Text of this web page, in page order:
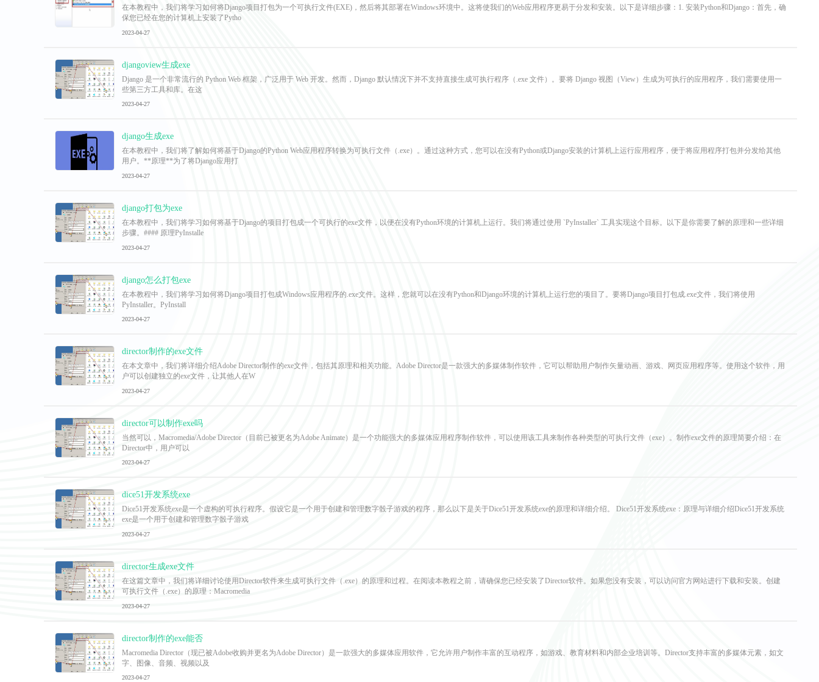
在本教程中，我们将学习如何将Django项目打包为一个可执行文件(EXE)，然后将其部署在Windows环境中。这将使我们的Web应用程序更易于分发和安装。以下是详细步骤：1. 安装Python和Django：首先，确
保您已经在您的计算机上安装了Pytho
2023-04-27
djangoview生成exe
Django 是一个非常流行的 Python Web 框架，广泛用于 Web 开发。然而，Django 默认情况下并不支持直接生成可执行程序（.exe 文件）。要将 Django 视图（View）生成为可执行的应用程序，我们需要使用一
些第三方工具和库。在这
2023-04-27
django生成exe
在本教程中，我们将了解如何将基于Django的Python Web应用程序转换为可执行文件（.exe）。通过这种方式，您可以在没有Python或Django安装的计算机上运行应用程序，便于将应用程序打包并分发给其他
用户。**原理**为了将Django应用打
2023-04-27
django打包为exe
在本教程中，我们将学习如何将基于Django的项目打包成一个可执行的exe文件，以便在没有Python环境的计算机上运行。我们将通过使用 `PyInstaller` 工具实现这个目标。以下是你需要了解的原理和一些详细
步骤。#### 原理PyInstalle
2023-04-27
django怎么打包exe
在本教程中，我们将学习如何将Django项目打包成Windows应用程序的.exe文件。这样，您就可以在没有Python和Django环境的计算机上运行您的项目了。要将Django项目打包成.exe文件，我们将使用
PyInstaller。PyInstall
2023-04-27
director制作的exe文件
在本文章中，我们将详细介绍Adobe Director制作的exe文件，包括其原理和相关功能。Adobe Director是一款强大的多媒体制作软件，它可以帮助用户制作矢量动画、游戏、网页应用程序等。使用这个软件，用
户可以创建独立的exe文件，让其他人在W
2023-04-27
director可以制作exe吗
当然可以，Macromedia/Adobe Director（目前已被更名为Adobe Animate）是一个功能强大的多媒体应用程序制作软件，可以使用该工具来制作各种类型的可执行文件（exe）。制作exe文件的原理简要介绍：在
Director中，用户可以
2023-04-27
dice51开发系统exe
Dice51开发系统exe是一个虚构的可执行程序。假设它是一个用于创建和管理数字骰子游戏的程序，那么以下是关于Dice51开发系统exe的原理和详细介绍。 Dice51开发系统exe：原理与详细介绍Dice51开发系统
exe是一个用于创建和管理数字骰子游戏
2023-04-27
director生成exe文件
在这篇文章中，我们将详细讨论使用Director软件来生成可执行文件（.exe）的原理和过程。在阅读本教程之前，请确保您已经安装了Director软件。如果您没有安装，可以访问官方网站进行下载和安装。创建
可执行文件（.exe）的原理：Macromedia
2023-04-27
director制作的exe能否
Macromedia Director（现已被Adobe收购并更名为Adobe Director）是一款强大的多媒体应用软件，它允许用户制作丰富的互动程序，如游戏、教育材料和内部企业培训等。Director支持丰富的多媒体元素，如文
字、图像、音频、视频以及
2023-04-27